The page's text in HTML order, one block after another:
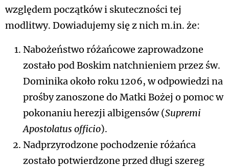
względem początków i skuteczności tej
modlitwy. Dowiadujemy się z nich m.in. że:
Nabożeństwo różańcowe zaprowadzone
zostało pod Boskim natchnieniem przez św.
Dominika około roku 1206, w odpowiedzi na
prośby zanoszone do Matki Bożej o pomoc w
pokonaniu herezji albigensów (Supremi
Apostolatus officio).
Nadprzyrodzone pochodzenie różańca
zostało potwierdzone przed długi szereg